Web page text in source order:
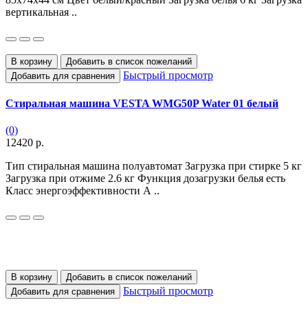
вертикальная ..
В корзину
Добавить в список пожеланий
Добавить для сравнения
Быстрый просмотр
Стиральная машина VESTA WMG50P Water 01 белый
(0)
12420 р.
Тип стиральная машина полуавтомат Загрузка при стирке 5 кг
Загрузка при отжиме 2.6 кг Функция дозагрузки белья есть
Класс энергоэффективности А ..
В корзину
Добавить в список пожеланий
Добавить для сравнения
Быстрый просмотр